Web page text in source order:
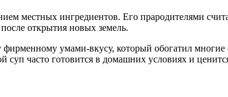
местных ингредиентов. Его прародителями
открытия новых земель.
умами-вкусу, который обогатил
часто готовится в домашних условиях и